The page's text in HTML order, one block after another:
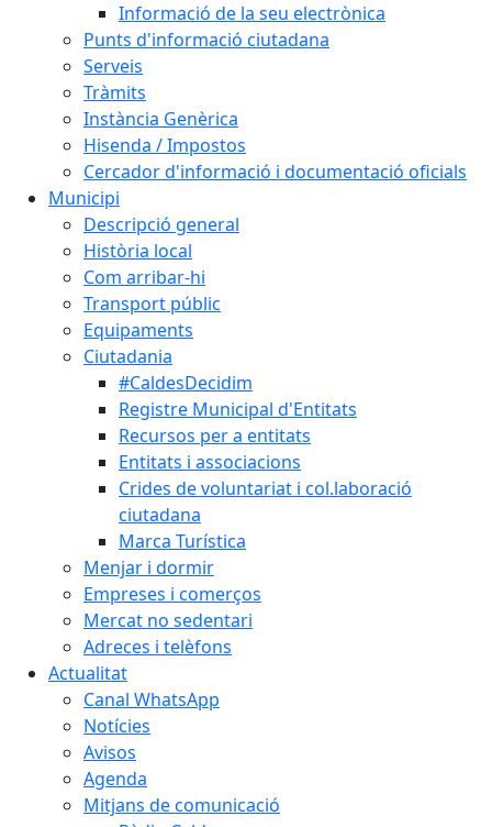
Informació de la seu electrònica
Punts d'informació ciutadana
Serveis
Tràmits
Instància Genèrica
Hisenda / Impostos
Cercador d'informació i documentació oficials
Municipi
Descripció general
Història local
Com arribar-hi
Transport públic
Equipaments
Ciutadania
#CaldesDecidim
Registre Municipal d'Entitats
Recursos per a entitats
Entitats i associacions
Crides de voluntariat i col.laboració
ciutadana
Marca Turística
Menjar i dormir
Empreses i comerços
Mercat no sedentari
Adreces i telèfons
Actualitat
Canal WhatsApp
Notícies
Avisos
Agenda
Mitjans de comunicació